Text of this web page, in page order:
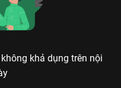
khả dụng trên nội